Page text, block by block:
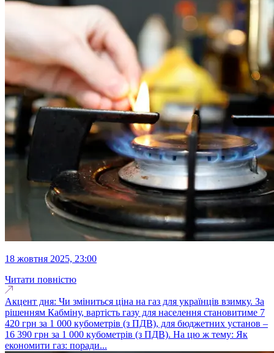
18 жовтня 2025, 23:00
Читати повністю
Акцент дня: Чи зміниться ціна на газ для українців взимку. За
рішенням Кабміну, вартість газу для населення становитиме 7
420 грн за 1 000 кубометрів (з ПДВ), для бюджетних установ –
16 390 грн за 1 000 кубометрів (з ПДВ). На цю ж тему: Як
економити газ: поради...